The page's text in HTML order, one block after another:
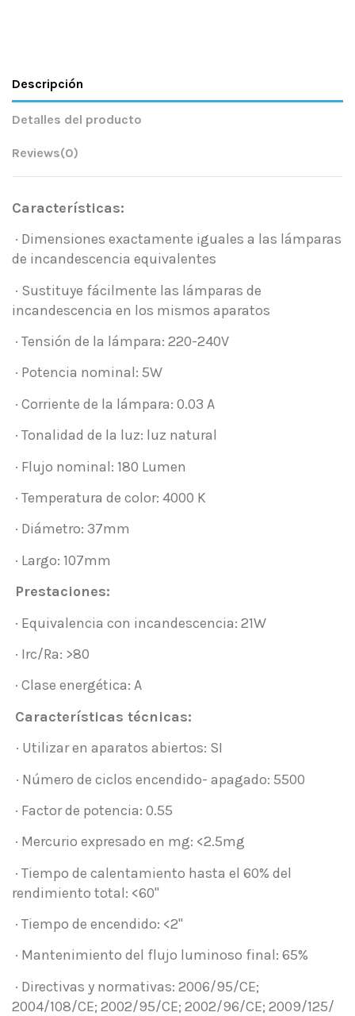
Descripción
Detalles del producto
Reviews(0)
Características:
· Dimensiones exactamente iguales a las lámparas
de incandescencia equivalentes
· Sustituye fácilmente las lámparas de
incandescencia en los mismos aparatos
· Tensión de la lámpara: 220-240V
· Potencia nominal: 5W
· Corriente de la lámpara: 0.03 A
· Tonalidad de la luz: luz natural
· Flujo nominal: 180 Lumen
· Temperatura de color: 4000 K
· Diámetro: 37mm
· Largo: 107mm
Prestaciones:
· Equivalencia con incandescencia: 21W
· Irc/Ra: >80
· Clase energética: A
Características técnicas:
· Utilizar en aparatos abiertos: SI
· Número de ciclos encendido- apagado: 5500
· Factor de potencia: 0.55
· Mercurio expresado en mg: <2.5mg
· Tiempo de calentamiento hasta el 60% del
rendimiento total: <60"
· Tiempo de encendido: <2"
· Mantenimiento del flujo luminoso final: 65%
· Directivas y normativas: 2006/95/CE;
2004/108/CE; 2002/95/CE; 2002/96/CE; 2009/125/